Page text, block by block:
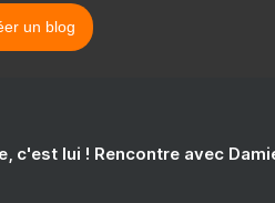
un blog
c'est lui ! Rencontre avec